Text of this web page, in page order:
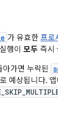
가 유효한 프로
행이 모두 즉시
가면 누락된
예상됩니다.